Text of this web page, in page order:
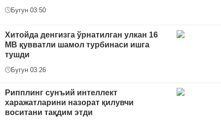
Бугун 03:50
Хитойда денгизга ўрнатилган улкан 16
МВ қувватли шамол турбинаси ишга
тушди
Бугун 03:26
Рипплинг сунъий интеллект
харажатларини назорат қилувчи
воситани тақдим этди